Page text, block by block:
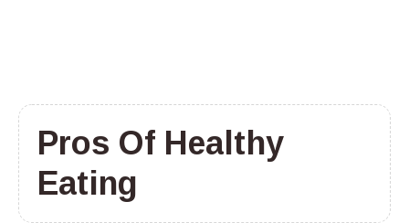
Pros Of Healthy
Eating